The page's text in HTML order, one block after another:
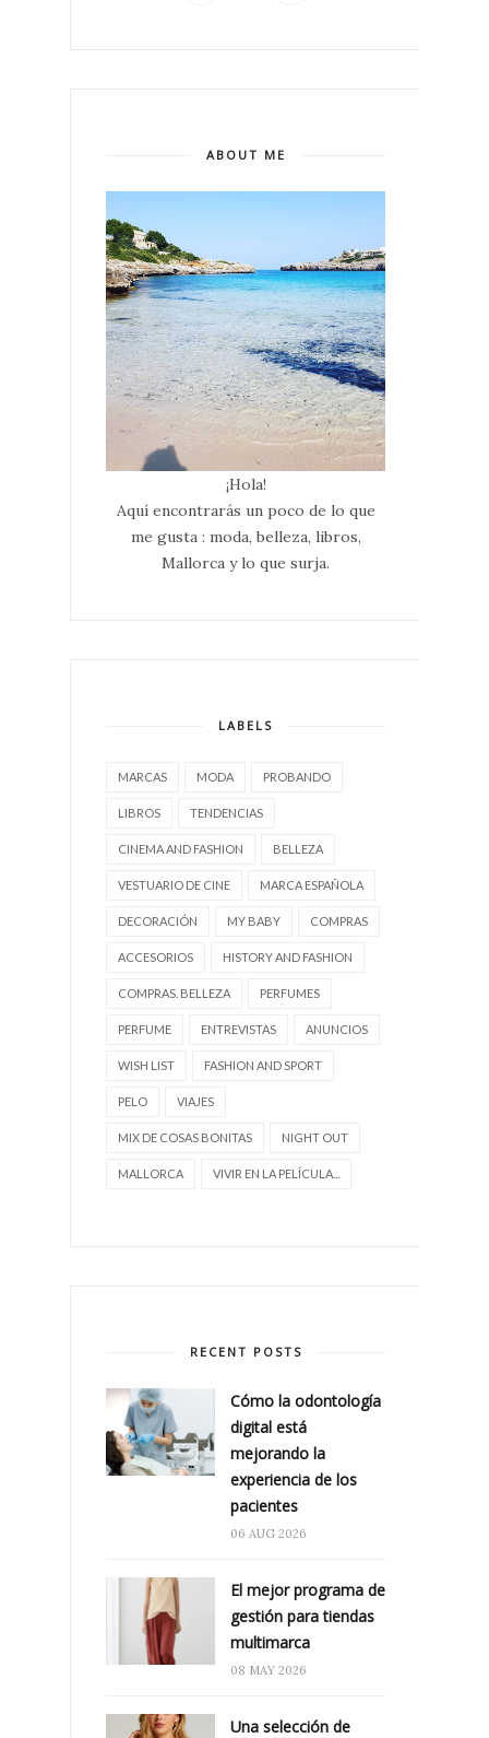
ABOUT ME
¡Hola!
Aquí encontrarás un poco de lo que
me gusta : moda, belleza, libros,
Mallorca y lo que surja.
LABELS
MARCAS MODA PROBANDO
LIBROS TENDENCIAS
CINEMA AND FASHION BELLEZA
VESTUARIO DE CINE MARCA ESPAÑOLA
DECORACIÓN MY BABY COMPRAS
ACCESORIOS HISTORY AND FASHION
COMPRAS. BELLEZA PERFUMES
PERFUME ENTREVISTAS ANUNCIOS
WISH LIST FASHION AND SPORT
PELO VIAJES
MIX DE COSAS BONITAS NIGHT OUT
MALLORCA VIVIR EN LA PELÍCULA...
RECENT POSTS
Cómo la odontología
digital está
mejorando la
experiencia de los
pacientes
06 AUG 2026
El mejor programa de
gestión para tiendas
multimarca
08 MAY 2026
Una selección de